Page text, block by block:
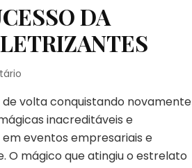
DA
FRIEDERICKS
LEVA
SUCESSO
DA
MÁGICA
de volta conquistando novamente
inacreditáveis e
eventos empresariais e
O mágico que atingiu o estrelato